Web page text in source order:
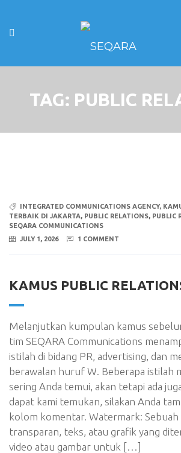
TAG: PUBLIC
INTEGRATED COMMUNICATIONS AGENCY,
TERBAIK DI JAKARTA, PUBLIC RELATIONS, PUBLIC
SEQARA COMMUNICATIONS
JULY 1, 2026
1 COMMENT
KAMUS PUBLIC
Melanjutkan kumpulan kamus
tim SEQARA Communications
istilah di bidang PR, advertising, dan
berawalan huruf W. Beberapa istilah
sering Anda temui, akan tetapi ada
dapat kami temukan, silakan Anda
kolom komentar. Watermark: Sebuah
transparan, teks, atau grafik yang
video atau gambar untuk […]